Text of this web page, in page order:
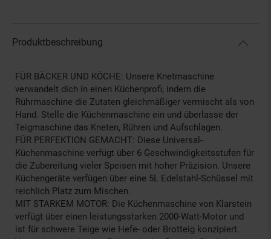
Produktbeschreibung
FÜR BÄCKER UND KÖCHE: Unsere Knetmaschine
verwandelt dich in einen Küchenprofi, indem die
Rührmaschine die Zutaten gleichmäßiger vermischt als von
Hand. Stelle die Küchenmaschine ein und überlasse der
Teigmaschine das Kneten, Rühren und Aufschlagen.
FÜR PERFEKTION GEMACHT: Diese Universal-
Küchenmaschine verfügt über 6 Geschwindigkeitsstufen für
die Zubereitung vieler Speisen mit hoher Präzision. Unsere
Küchengeräte verfügen über eine 5L Edelstahl-Schüssel mit
reichlich Platz zum Mischen.
MIT STARKEM MOTOR: Die Küchenmaschine von Klarstein
verfügt über einen leistungsstarken 2000-Watt-Motor und
ist für schwere Teige wie Hefe- oder Brotteig konzipiert.